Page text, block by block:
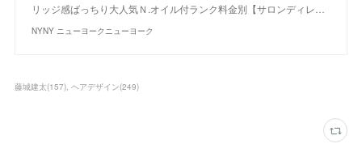
リッジ感ばっちり大人気Ｎ.オイル付ランク料金別【サロンディレ…
NYNY ニューヨークニューヨーク
藤城建太(157) ヘアデザイン(249)